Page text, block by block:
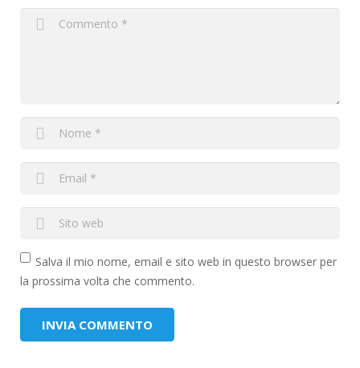
Salva il mio nome, email e sito web in questo browser per
la prossima volta che commento.